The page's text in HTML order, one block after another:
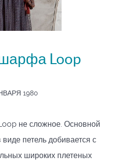
Loop
1980
не сложное. Основной
петель добивается с
широких плетеных